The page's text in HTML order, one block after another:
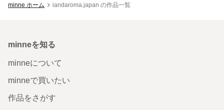
minne ホーム iandaroma.japan の作品一覧
minneを知る
minneについて
minneで買いたい
作品をさがす